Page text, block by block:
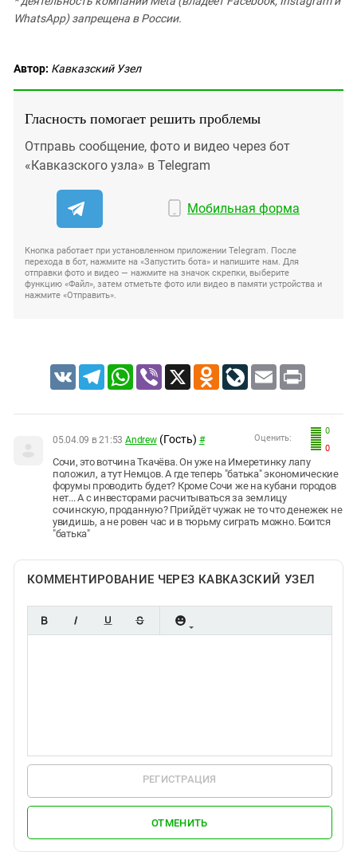
WhatsApp) запрещена в России.
Автор: Кавказский Узел
Гласность помогает решить проблемы
Отправь сообщение, фото и видео через бот
«Кавказского узла» в Telegram
Мобильная форма
Кнопка работает при установленном приложении Telegram. После
перехода в бот, нажмите на «Запустить бота» и напишите нам. Для
отправки фото и видео — нажмите на значок скрепки, выберите
функцию «Файл», затем отметьте фото или видео в памяти устройства и
нажмите «Отправить».
VK TelegramWhatsApp
Viber X Odnoklassniki
LiveJournal
Email Print
0
0
Оценить:
05.04.09 в 21:53 Andrew (Гость) #
Сочи, это вотчина Ткачёва. Он уже на Имеретинку лапу
положил, а тут Немцов. А где теперь "батька" экономические
форумы проводить будет? Кроме Сочи же на кубани городов
нет... А с инвесторами расчитываться за землицу
сочинскую, проданную? Прийдёт чужак не то что денежек не
увидишь, а не ровен час и в тюрьму сиграть можно. Боится
"батька"
КОММЕНТИРОВАНИЕ ЧЕРЕЗ КАВКАЗСКИЙ УЗЕЛ
РЕГИСТРАЦИЯ
ОТМЕНИТЬ